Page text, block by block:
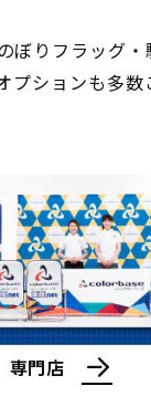
レンタル
る質問
取引法に基づく表記
ぼりフラッグ・
プションも多数
門店